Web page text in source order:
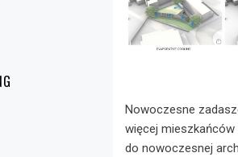
Nowoczesne
więcej mieszkańców
do nowoczesnej